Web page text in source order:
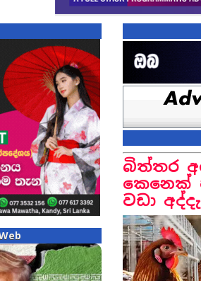
බිත්තර
කෙනෙක්
වඩා